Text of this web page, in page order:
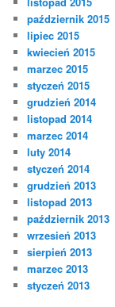
październik 2015
lipiec 2015
kwiecień 2015
marzec 2015
styczeń 2015
grudzień 2014
listopad 2014
marzec 2014
luty 2014
styczeń 2014
grudzień 2013
listopad 2013
październik 2013
wrzesień 2013
sierpień 2013
marzec 2013
styczeń 2013